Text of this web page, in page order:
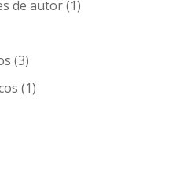
de autor(1)
(3)
(1)